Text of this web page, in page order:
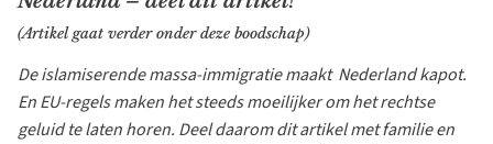
(Artikel gaat verder onder deze boodschap)
De islamiserende massa-immigratie maakt Nederland kapot.
En EU-regels maken het steeds moeilijker om het rechtse
geluid te laten horen. Deel daarom dit artikel met familie en